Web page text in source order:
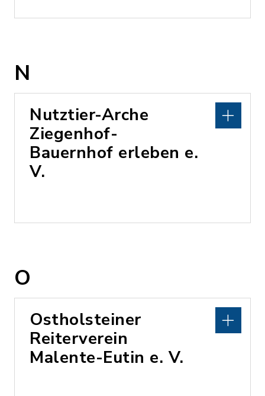
N
Nutztier-Arche
Ziegenhof-
Bauernhof erleben e.
V.
O
Ostholsteiner
Reiterverein
Malente-Eutin e. V.